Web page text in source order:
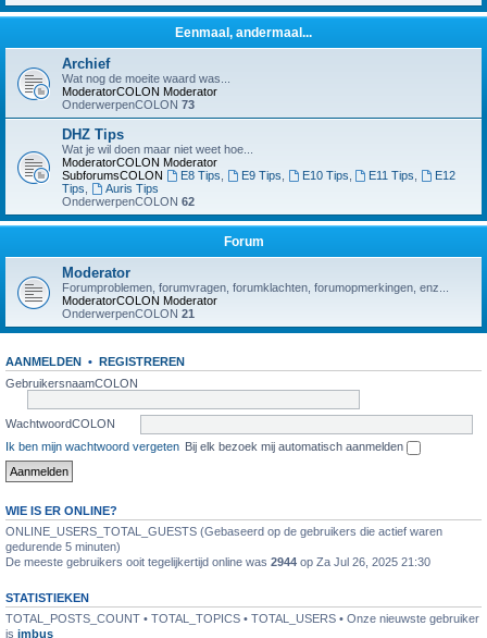
Eenmaal, andermaal...
Archief
Wat nog de moeite waard was...
ModeratorCOLON Moderator
OnderwerpenCOLON 73
DHZ Tips
Wat je wil doen maar niet weet hoe...
ModeratorCOLON Moderator
SubforumsCOLON
E8 Tips E9 Tips E10 Tips E11 Tips
E12
Tips
Auris Tips
OnderwerpenCOLON 62
Forum
Moderator
Forumproblemen, forumvragen, forumklachten, forumopmerkingen, enz...
ModeratorCOLON Moderator
OnderwerpenCOLON 21
AANMELDEN • REGISTREREN
GebruikersnaamCOLON
WachtwoordCOLON
Ik ben mijn wachtwoord vergeten Bij elk bezoek mij automatisch aanmelden
WIE IS ER ONLINE?
ONLINE_USERS_TOTAL_GUESTS (Gebaseerd op de gebruikers die actief waren
gedurende 5 minuten)
De meeste gebruikers ooit tegelijkertijd online was 2944 op Za Jul 26, 2025 21:30
STATISTIEKEN
TOTAL_POSTS_COUNT • TOTAL_TOPICS • TOTAL_USERS • Onze nieuwste gebruiker
is jmbus